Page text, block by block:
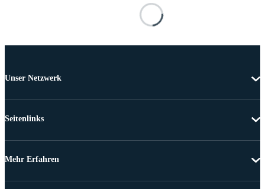
Unser Netzwerk
Seitenlinks
Mehr Erfahren